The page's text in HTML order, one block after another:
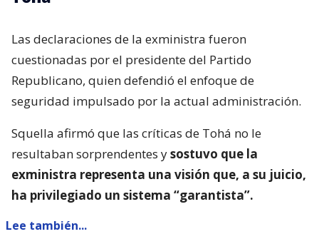
Las declaraciones de la exministra fueron
cuestionadas por el presidente del Partido
Republicano, quien defendió el enfoque de
seguridad impulsado por la actual administración.
Squella afirmó que las críticas de Tohá no le
resultaban sorprendentes ysostuvo que la
exministra representa una visión que, a su juicio,
ha privilegiado un sistema “garantista”.
Lee también...